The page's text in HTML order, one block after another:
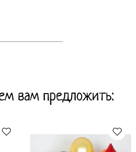
вам предложить: